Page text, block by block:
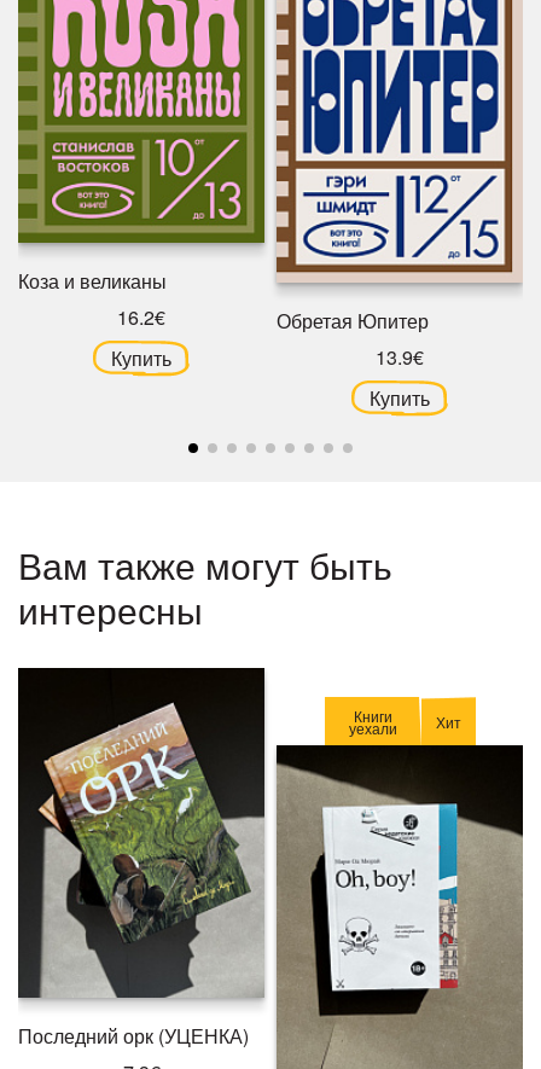
Коза и великаны
16.2€
Купить
Обретая Юпитер
13.9€
Купить
Вам также могут быть
интересны
Последний орк (УЦЕНКА)
Книги
уехали Хит